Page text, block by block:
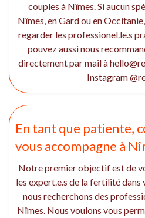
couples à Nîmes. Si aucun
Nîmes, en Gard ou en
regarder les professionel.le.s
pouvez aussi nous
directement par mail à
Instagram
En tant que patiente,
vous accompagne à
Notre premier objectif est de
les expert.e.s de la fertilité dans
nous recherchons des
Nîmes. Nous voulons vous